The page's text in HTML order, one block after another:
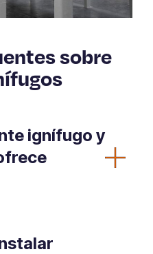
sobre
ignífugo y